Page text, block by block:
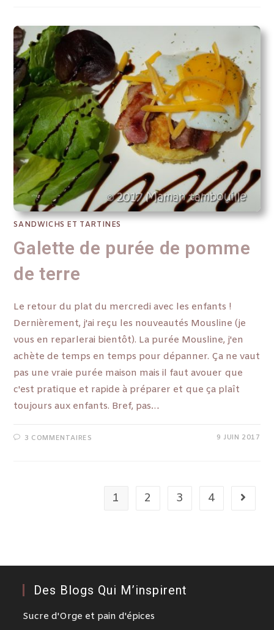
SANDWICHS ET TARTINES
Galette de purée de pomme
de terre
Le retour du plat du mercredi avec les enfants !
Dernièrement, j'ai reçu les nouveautés Mousline (je
vous en reparlerai bientôt). La purée Mousline, j'en
achète de temps en temps pour dépanner. Ça ne vaut
pas une vraie purée maison mais il faut avouer que
c'est pratique et rapide à préparer et que ça plaît
toujours aux enfants. Bref, pas…
3 COMMENTAIRES 9 JUIN 2017
1 2 3 4
Des Blogs Qui M’inspirent
Sucre d'Orge et pain d'épices